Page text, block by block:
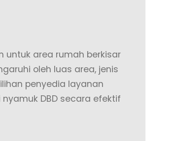
untuk area rumah berkisar
oleh luas area, jenis
penyedia layanan
DBD secara efektif